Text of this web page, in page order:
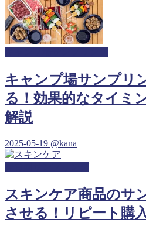
キャンプ場サンプリ
る！効果的なタイミ
解説
2025-05-19 @kana
スキンケア商品のサ
させる！リピート購